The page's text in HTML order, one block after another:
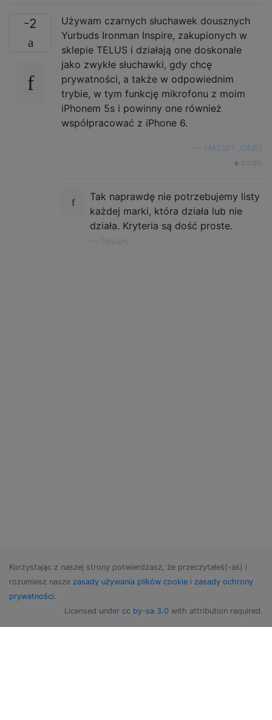
-2
Używam czarnych słuchawek dousznych
Yurbuds Ironman Inspire, zakupionych w
sklepie TELUS i działają one doskonale
jako zwykłe słuchawki, gdy chcę
prywatności, a także w odpowiednim
trybie, w tym funkcję mikrofonu z moim
iPhonem 5s i powinny one również
współpracować z iPhone 6.
MASSEY JONES
źródło
Tak naprawdę nie potrzebujemy listy
każdej marki, która działa lub nie
działa. Kryteria są dość proste.
Tetsujin,
Korzystając z naszej strony potwierdzasz, że przeczytałeś(-aś) i
rozumiesz nasze zasady używania plików cookie i zasady ochrony
prywatności.
Licensed under cc by-sa 3.0 with attribution required.